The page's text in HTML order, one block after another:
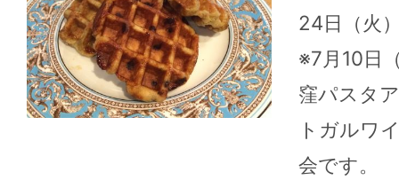
24日（火
※7月10日
窪パスタ
トガルワ
会です。